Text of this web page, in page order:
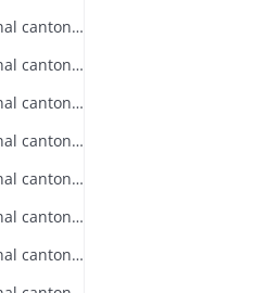
52AL2 Fonds du tribunal de bailliage puis tribunal cantonal de Dannemarie (1914-1940)
53AL2 Fonds du tribunal de bailliage puis tribunal cantonal d'Ensisheim (1918-1940)
54AL2 Fonds du tribunal de bailliage puis tribunal cantonal de Ferrette (1918-1940)
55AL2 Fonds du tribunal de bailliage puis tribunal cantonal de Guebwiller (1918-1940)
57AL2 Fonds du tribunal de bailliage puis tribunal cantonal de Hirsingue (1918-1940)
59AL2 Fonds du tribunal de bailliage puis tribunal cantonal de Huningue (1918-1940)
60AL2 Fonds du tribunal de bailliage puis tribunal cantonal de Kaysersberg (1918-1940)